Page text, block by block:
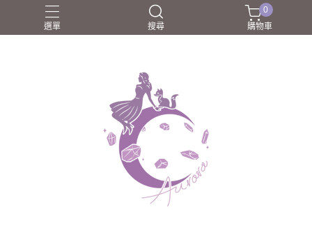
選單 搜尋
團購商品 所長嚴選好物
0
購物車